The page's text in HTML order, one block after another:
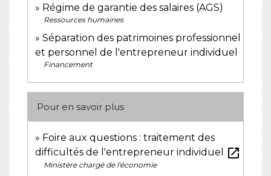
Régime de garantie des salaires (AGS)
Ressources humaines
Séparation des patrimoines professionnel
et personnel de l'entrepreneur individuel
Financement
Pour en savoir plus
Foire aux questions : traitement des
difficultés de l'entrepreneur individuel
open_in_new
Ministère chargé de l'économie